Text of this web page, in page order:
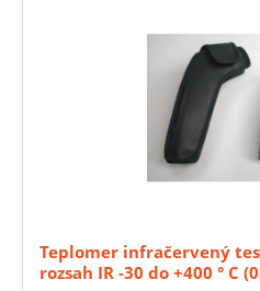
Teplomer infračervený
rozsah IR -30 do +400 ° C